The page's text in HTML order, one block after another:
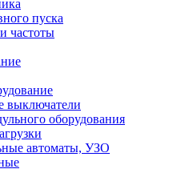
пуска
частоты
выключатели
оборудования
автоматы, УЗО